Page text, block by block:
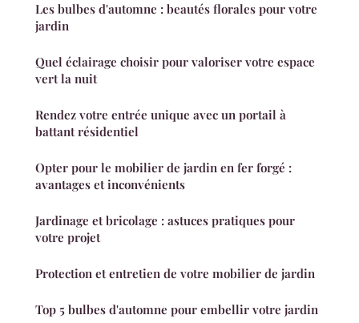
Les bulbes d'automne : beautés florales pour votre
jardin
Quel éclairage choisir pour valoriser votre espace
vert la nuit
Rendez votre entrée unique avec un portail à
battant résidentiel
Opter pour le mobilier de jardin en fer forgé :
avantages et inconvénients
Jardinage et bricolage : astuces pratiques pour
votre projet
Protection et entretien de votre mobilier de jardin
Top 5 bulbes d'automne pour embellir votre jardin